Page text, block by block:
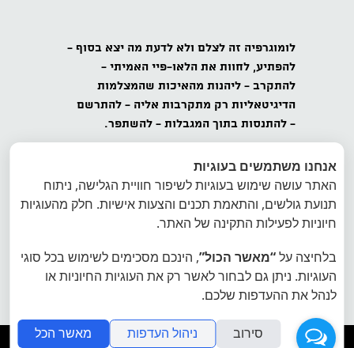
לומוגרפיה זה לצלם ולא לדעת מה יצא בסוף -
להפתיע, לחוות את הלאו-פיי האמיתי -
להתקרב - ליהנות מהאיכות שהמצלמות
הדיגיטאליות רק מתקרבות אליה - להתרשם
- להתנסות בתוך המגבלות - להשתפר.
הצטרפו למועדון הלומוגרפים בישראל - הרשמה
לרשימת דיוור של לומוגרפיה ישראל
אתר היבואן הרשמי של לומוגרפיה אינטרפוטו
פיתוח תמונות פיתוח סרטי צילום
אנחנו משתמשים בעוגיות
האתר עושה שימוש בעוגיות לשיפור חוויית הגלישה, ניתוח
תנועת גולשים, והתאמת תכנים והצעות אישיות. חלק מהעוגיות
חיוניות לפעילות התקינה של האתר.
בלחיצה על“מאשר הכול”, הינכם מסכימים לשימוש בכל סוגי
העוגיות. ניתן גם לבחור לאשר רק את העוגיות החיוניות או
לנהל את ההעדפות שלכם.
סירוב ניהול העדפות מאשר הכל